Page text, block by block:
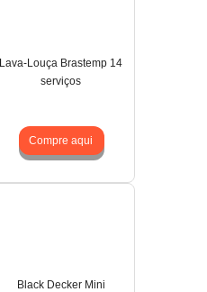
Lava-Louça Brastemp 14
serviços
Compre aqui
Black Decker Mini